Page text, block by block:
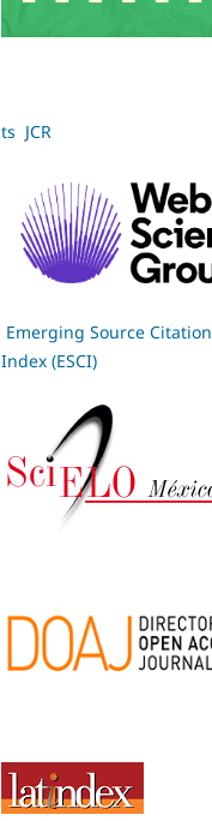
ts JCR
Emerging Source Citation
Index (ESCI)